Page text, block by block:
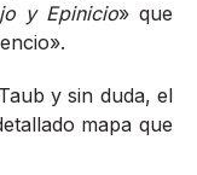
y Epinicio» que
y sin duda, el
mapa que